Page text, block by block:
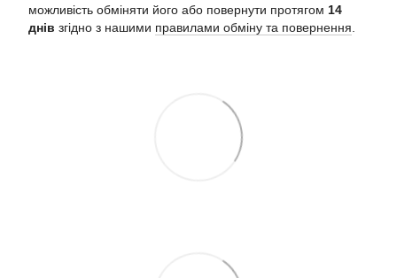
можливість обміняти його або повернути протягом 14
днів згідно з нашими правилами обміну та повернення